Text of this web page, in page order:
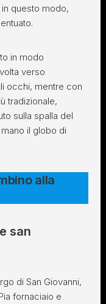
questo modo,
in modo
verso
occhi, mentre con
tradizionale,
sulla spalla del
il globo di
alla
san
di San Giovanni,
fornaciaio e